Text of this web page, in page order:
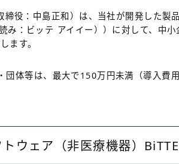
役：中島正和）は、当社が開発した製
み：ビッテ アイイー））に対して、中
ます。
団体等は、最大で150万円未満（導入費
ウェア（非医療機器）BiTTE